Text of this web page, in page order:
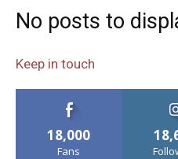
No posts to
Keep in touch
18,000
Fans